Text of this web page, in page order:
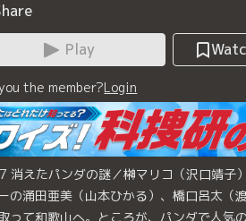
Play
the member?Login
消えたパンダの謎／榊マリコ（沢口靖子
の涌田亜美（山本ひかる）、橋口呂太（
って和歌山へ。ところが、パンダで人気